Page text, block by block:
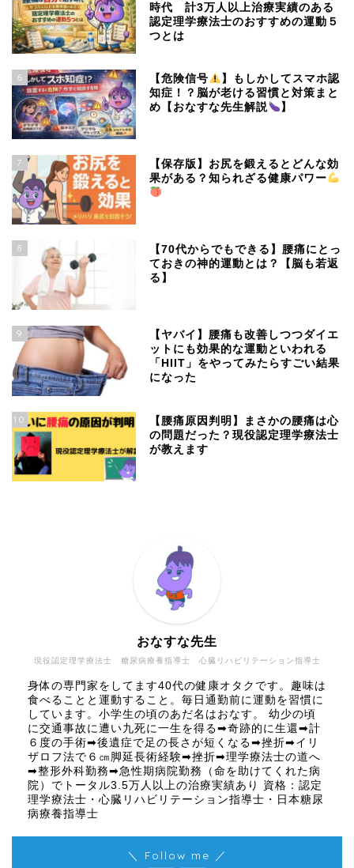
時代 計3万人以上治療実績のある
認定理学療法士のおすすめの運動５
つとは
6 【危険信号
】もしかしてスマホ認
知症！？脳が老ける習慣と対策まと
め【おなすな先生解説
】
7
【保存版】お尻を鍛えるとどんな効
果がある？知られざる健康パワー
8
【70代からでもできる】腰痛にとっ
ておきの神的運動とは？【脳も若返
る】
9
【ヤバイ】腰痛も改善しつつダイエ
ットにも効果的な運動といわれる
「HIIT」をやってみたらすごい結果
になった
10
【腰痛原因判明】まさかの腰痛は心
の問題だった？現役認定理学療法士
が教えます
現役認定理学療法士 糖尿病療養指導士 心臓リハビリテーション指導士
おなすな先生
身体の専門家をしてます40代の健康オタクです。趣味は
食べることと運動すること。毎日通勤前に運動を習慣に
しています。小学生の頃のあだ名はおなす。 幼少の頃
に交通事故に遭い九死に一生を得る➡奇跡的に生還➡計
６度の手術➡後遺症で足の長さが短くなる➡挫折➡イリ
ザロフ法で６㎝脚延長術経験➡挫折➡理学療法士の道へ
➡整形外科勤務➡急性期病院勤務（命を助けてくれた病
院）でトータル3.5万人以上の治療実績あり 資格：認定
理学療法士・心臓リハビリテーション指導士・日本糖尿
病療養指導士
＼ Follow me ／